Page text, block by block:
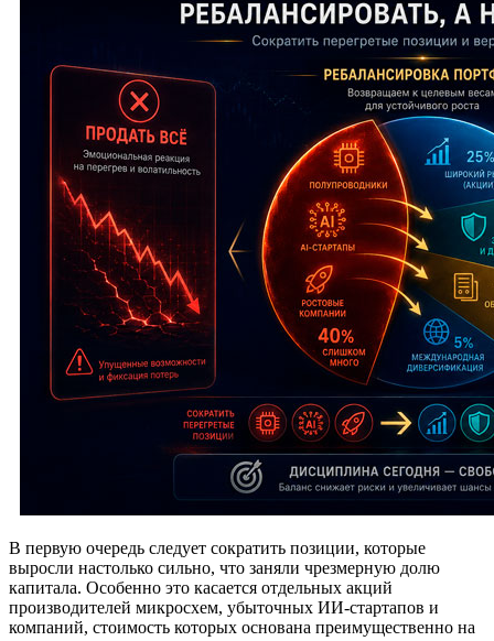
В первую очередь следует сократить позиции, которые
выросли настолько сильно, что заняли чрезмерную долю
капитала. Особенно это касается отдельных акций
производителей микросхем, убыточных ИИ-стартапов и
компаний, стоимость которых основана преимущественно на